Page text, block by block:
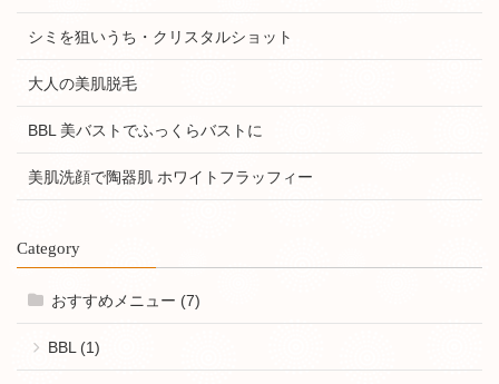
シミを狙いうち・クリスタルショット
大人の美肌脱毛
BBL 美バストでふっくらバストに
美肌洗顔で陶器肌 ホワイトフラッフィー
Category
おすすめメニュー (7)
BBL (1)